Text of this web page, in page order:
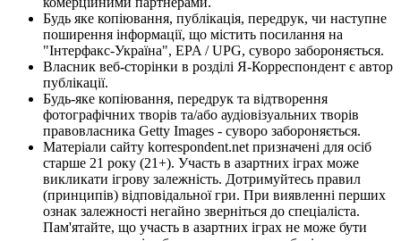
Будь яке копіювання, публікація, передрук, чи наступне
поширення інформації, що містить посилання на
"Інтерфакс-Україна", EPA / UPG, суворо забороняється.
Власник веб-сторінки в розділі Я-Корреспондент є автор
публікації.
Будь-яке копіювання, передрук та відтворення
фотографічних творів та/або аудіовізуальних творів
правовласника Getty Images - суворо забороняється.
Матеріали сайту korrespondent.net призначені для осіб
старше 21 року (21+). Участь в азартних іграх може
викликати ігрову залежність. Дотримуйтесь правил
(принципів) відповідальної гри. При виявленні перших
ознак залежності негайно зверніться до спеціаліста.
Пам'ятайте, що участь в азартних іграх не може бути